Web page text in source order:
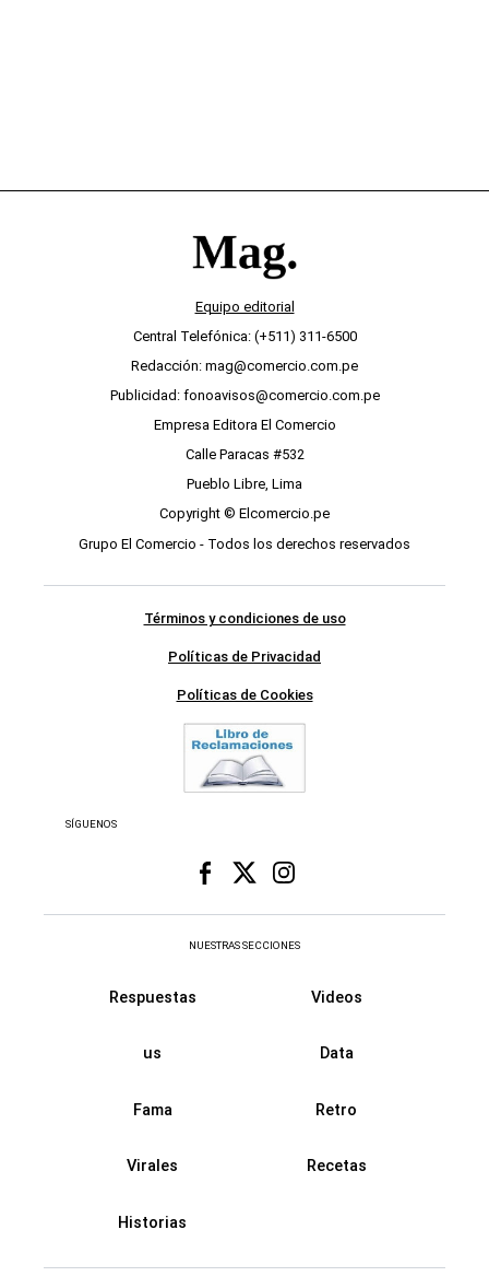
Equipo editorial
Central Telefónica: (+511) 311-6500
Redacción: mag@comercio.com.pe
Publicidad: fonoavisos@comercio.com.pe
Empresa Editora El Comercio
Calle Paracas #532
Pueblo Libre, Lima
Copyright © Elcomercio.pe
Grupo El Comercio - Todos los derechos reservados
Términos y condiciones de uso
Políticas de Privacidad
Políticas de Cookies
SÍGUENOS
NUESTRAS SECCIONES
Respuestas Videos
us Data
Fama Retro
Virales Recetas
Historias